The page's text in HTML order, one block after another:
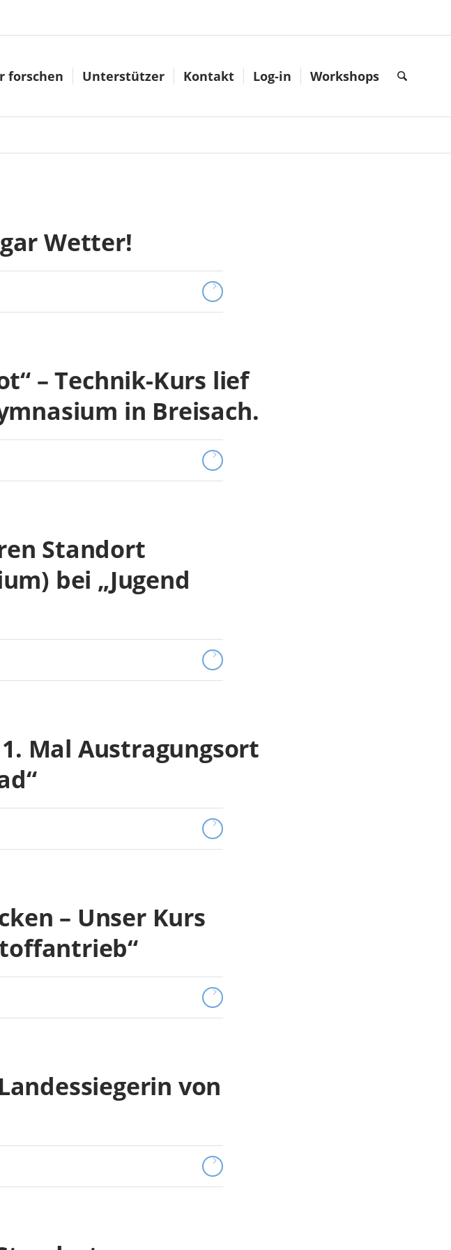
forschen Unterstützer Kontakt Log-in Workshops
Wetter!
– Technik-Kurs lief
in Breisach.
Standort
bei „Jugend
Mal Austragungsort
– Unser Kurs
von